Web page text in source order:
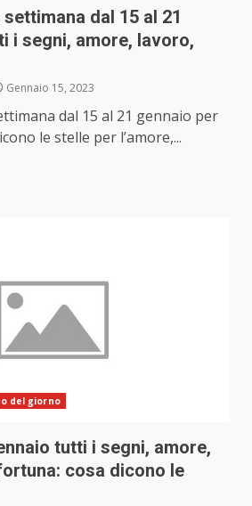
dal 15 al 21
i segni, amore, lavoro,
Gennaio 15, 2023
dal 15 al 21 gennaio per
le stelle per l’amore,...
del giorno
tutti i segni, amore,
cosa dicono le